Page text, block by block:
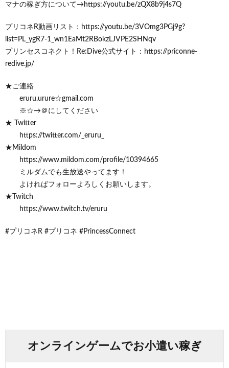
マナの稼ぎ方について→https://youtu.be/zQX8b9j4s7Q
プリコネR動画リスト：https://youtu.be/3VOmg3PGj9g?
list=PL_ygR7-1_wn1EaMt2RBokzLJVPE2SHNqv
プリンセスコネクト！Re:Dive公式サイト：https://priconne-
redive.jp/
★ご連絡
eruru.urure☆gmail.com
※☆→＠にしてください
★ Twitter
https://twitter.com/_eruru_
★Mildom
https://www.mildom.com/profile/10394665
ミルダムでも生放送やってます！
よければフォローよろしくお願いします。
★Twitch
https://www.twitch.tv/eruru
#プリコネR #プリコネ #PrincessConnect
オンラインゲームでお小遣い稼ぎ